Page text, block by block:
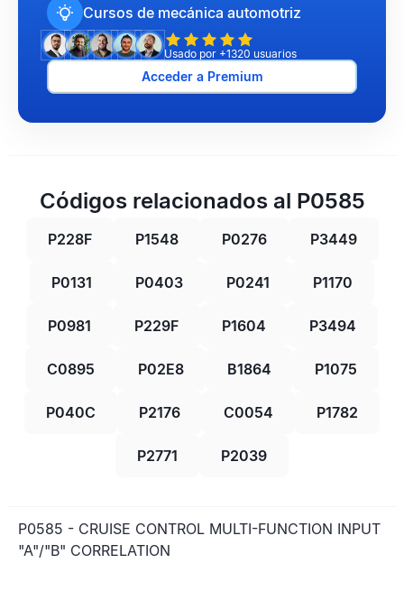
Cursos de mecánica automotriz
Usado por +1320 usuarios
Acceder a Premium
Códigos relacionados al P0585
P228F P1548 P0276 P3449
P0131 P0403 P0241 P1170
P0981 P229F P1604 P3494
C0895 P02E8 B1864 P1075
P040C P2176 C0054 P1782
P2771 P2039
P0585 - CRUISE CONTROL MULTI-FUNCTION INPUT
"A"/"B" CORRELATION